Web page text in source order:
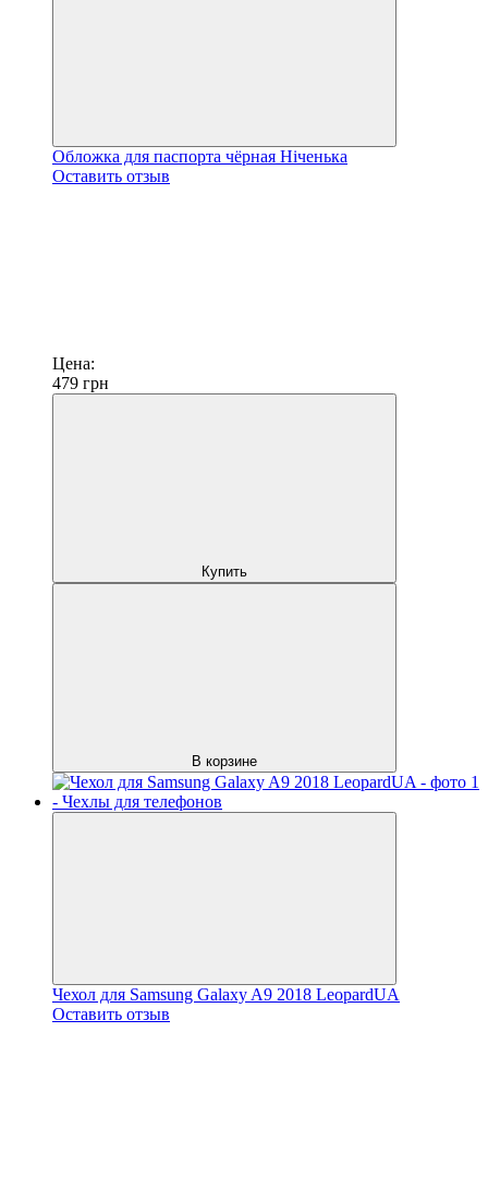
Обложка для паспорта чёрная Ніченька
Оставить отзыв
Цена:
479 грн
Купить
В корзине
Чехол для Samsung Galaxy A9 2018 LeopardUA
Оставить отзыв